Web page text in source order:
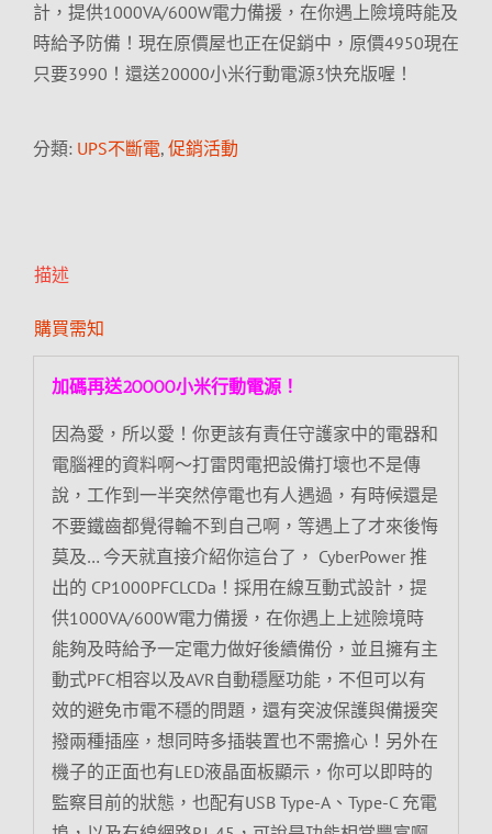
計，提供1000VA/600W電力備援，在你遇上險境時能及
時給予防備！現在原價屋也正在促銷中，原價4950現在
只要3990！還送20000小米行動電源3快充版喔！
分類: UPS不斷電, 促銷活動
描述
購買需知
加碼再送20000小米行動電源！
因為愛，所以愛！你更該有責任守護家中的電器和
電腦裡的資料啊～打雷閃電把設備打壞也不是傳
說，工作到一半突然停電也有人遇過，有時候還是
不要鐵齒都覺得輪不到自己啊，等遇上了才來後悔
莫及… 今天就直接介紹你這台了， CyberPower 推
出的 CP1000PFCLCDa！採用在線互動式設計，提
供1000VA/600W電力備援，在你遇上上述險境時
能夠及時給予一定電力做好後續備份，並且擁有主
動式PFC相容以及AVR自動穩壓功能，不但可以有
效的避免市電不穩的問題，還有突波保護與備援突
撥兩種插座，想同時多插裝置也不需擔心！另外在
機子的正面也有LED液晶面板顯示，你可以即時的
監察目前的狀態，也配有USB Type-A、Type-C 充電